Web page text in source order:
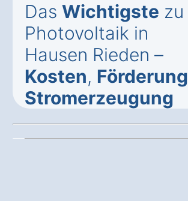
Das Wichtigste zu
Photovoltaik in
Hausen Rieden –
Kosten, Förderung
Stromerzeugung